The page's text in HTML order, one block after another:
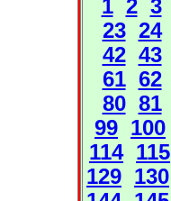
1 2 3
23 24
42 43
61 62
80 81
99 100
114 115
129 130